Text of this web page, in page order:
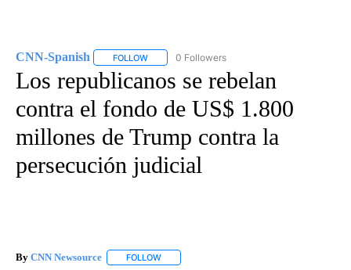
CNN-Spanish FOLLOW FOLLOW "CNN-SPANISH" TO RECEIVE
0 Followers
Los republicanos se rebelan
contra el fondo de US$ 1.800
millones de Trump contra la
persecución judicial
By CNN Newsource FOLLOW